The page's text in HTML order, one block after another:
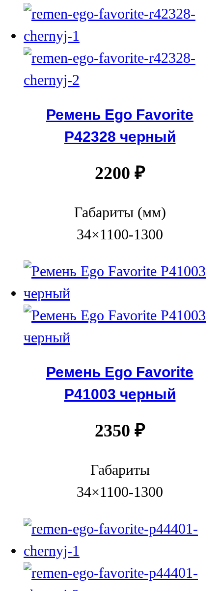
Ремень Ego Favorite
Р42328 черный
2200 ₽
Габариты (мм)
34×1100-1300
Ремень Ego Favorite
P41003 черный
2350 ₽
Габариты
34×1100-1300